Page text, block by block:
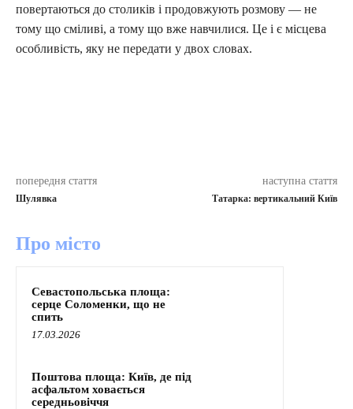
повертаються до столиків і продовжують розмову — не
тому що сміливі, а тому що вже навчилися. Це і є місцева
особливість, яку не передати у двох словах.
попередня стаття
Шулявка
наступна стаття
Татарка: вертикальний Київ
Про місто
Севастопольська площа:
серце Соломенки, що не
спить
17.03.2026
Поштова площа: Київ, де під
асфальтом ховається
середньовіччя